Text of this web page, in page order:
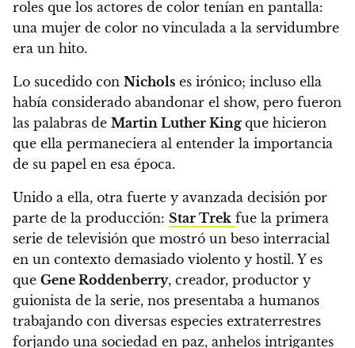
roles que los actores de color tenían en pantalla:
una mujer de color no vinculada a la servidumbre
era un hito.
Lo sucedido con Nichols es irónico; incluso ella
había considerado abandonar el show, pero fueron
las palabras de Martin Luther King que hicieron
que ella permaneciera al entender la importancia
de su papel en esa época.
Unido a ella, otra fuerte y avanzada decisión por
parte de la producción: Star Trek fue la primera
serie de televisión que mostró un beso interracial
en un contexto demasiado violento y hostil. Y es
que Gene Roddenberry, creador, productor y
guionista de la serie, nos presentaba a humanos
trabajando con diversas especies extraterrestres
forjando una sociedad en paz, anhelos intrigantes